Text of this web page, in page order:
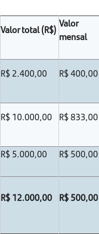
Valor total (R$)
Valor
mensal
R$ 2.400,00 R$ 400,00
R$ 10.000,00 R$ 833,00
R$ 5.000,00 R$ 500,00
R$ 12.000,00 R$ 500,00